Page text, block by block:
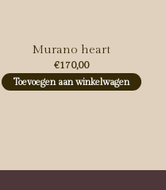
Murano heart
€170,00
Toevoegen aan winkelwagen